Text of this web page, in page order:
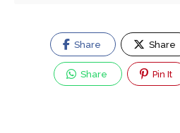
Share Share
Share Pin It